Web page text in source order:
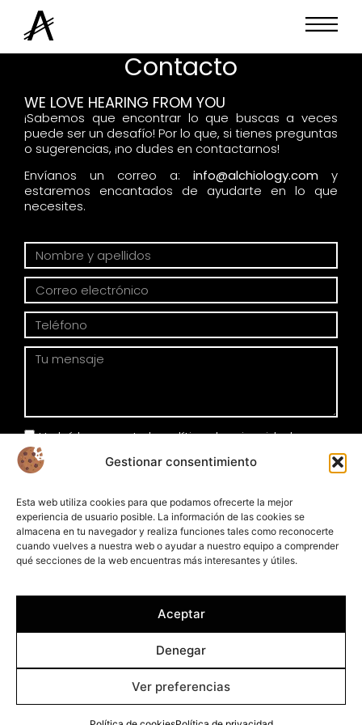
Gestionar consentimiento
Esta web utiliza cookies para que podamos ofrecerte la mejor
experiencia de usuario posible. La información de las cookies se
almacena en tu navegador y realiza funciones tales como reconocerte
cuando vuelves a nuestra web o ayudar a nuestro equipo a comprender
qué secciones de la web encuentras más interesantes y útiles.
Aceptar
Denegar
Ver preferencias
Contacto
WE LOVE HEARING FROM YOU
¡Sabemos que encontrar lo que buscas a veces
puede ser un desafío! Por lo que, si tienes preguntas
o sugerencias, ¡no dudes en contactarnos!
Envíanos un correo a: info@alchiology.com
y
estaremos encantados de ayudarte en lo que
necesites.
He leído y acepto la política de privacidad
Enviar
© 2026 - Plameca S. A. Todos los derechos reservados.